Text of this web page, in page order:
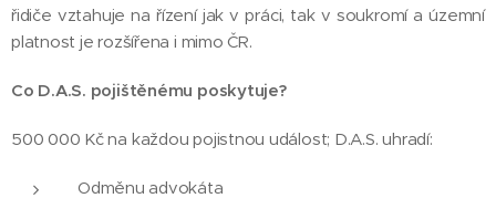
řidiče vztahuje na řízení jak v práci, tak v soukromí a územní
platnost je rozšířena i mimo ČR.
Co D.A.S. pojištěnému poskytuje?
500 000 Kč na každou pojistnou událost; D.A.S. uhradí:
Odměnu advokáta